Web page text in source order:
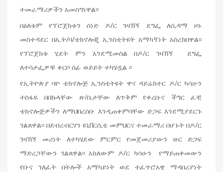
ተመራማሪዎችን አመስግነዋል፡፡
በዕለቱም የፕሮጀክቱን ሰነድ ዶ/ር ገዛኸኝ ደግፌ ለሲዳማ ዞኑ
መስተዳደር በኢት/ባ/ቴክኖሎጂ ኢንስቲትዩት አማካኝነት አስረክበዋል፡፡
የፕሮጀክቱ ሂደት ምን እንደሚመስል በዶ/ር ገዛኸኝ ደግፌ
ለተሳታፌዎቹ ቀርቦ ሰፊ ወይይት ተካሄዷል ፡፡
የኢትዮጵያ ባዮ ቴክኖሎጅ ኢንስቲትዩት ዋና ዳይሬክተር ዶ/ር ካሳሁን
ተስፋዬ በበኩላቸው ጽ/ቤታቸው ለጥቅም የቀረቡና ችግር ፈቺ
ቴክኖሎጅዎችን ለማህበረሰቡ እንዲጠቀምባቸው ድጋፍ እንደሚያደርጉ
ገልጸዋል፡፡ በደብረብርሃን ዩኒቨርሲቲ መምህርና ተመራማሪ በሆኑት በዶ/ር
ገዛኸኝ መሪነት ለተካሄደው ምርምር የመጀመሪያውን ዙር ድጋፍ
ማድረጋቸውን ገልጸዋል፡፡ አክለውም ዶ/ር ካሳሁን የማይጠቀመውን
የቡና ገለፈት በትሎች አማካይነት ወደ ተፈጥሮአዊ ማዳበሪያነት